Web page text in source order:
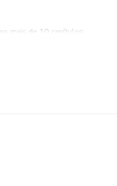
mais de 10 capítulos: